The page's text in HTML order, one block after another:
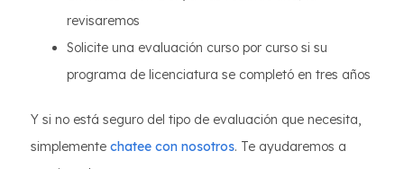
revisaremos
Solicite una evaluación curso por curso si su
programa de licenciatura se completó en tres años
Y si no está seguro del tipo de evaluación que necesita,
simplemente chatee con nosotros. Te ayudaremos a